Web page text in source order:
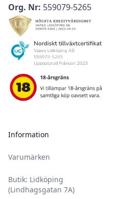
Org. Nr: 559079-5265
Information
Varumärken
Butik: Lidköping
(Lindhagsgatan 7A)